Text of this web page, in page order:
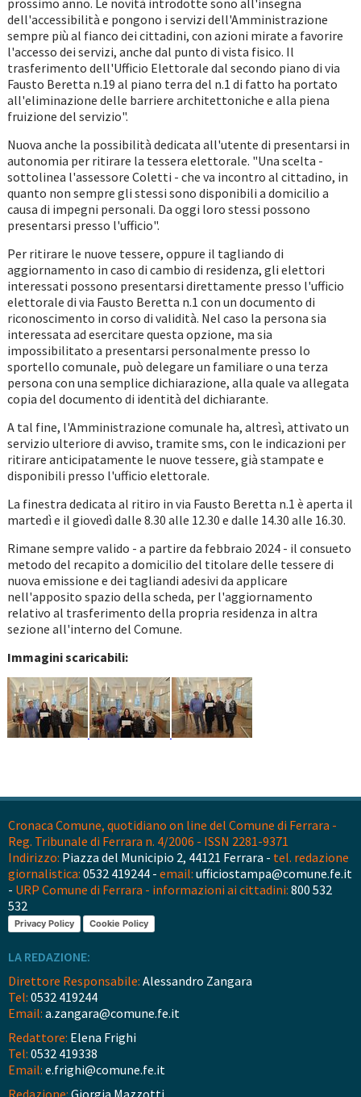
prossimo anno. Le novità introdotte sono all'insegna
dell'accessibilità e pongono i servizi dell'Amministrazione
sempre più al fianco dei cittadini, con azioni mirate a favorire
l'accesso dei servizi, anche dal punto di vista fisico. Il
trasferimento dell'Ufficio Elettorale dal secondo piano di via
Fausto Beretta n.19 al piano terra del n.1 di fatto ha portato
all'eliminazione delle barriere architettoniche e alla piena
fruizione del servizio".
Nuova anche la possibilità dedicata all'utente di presentarsi in
autonomia per ritirare la tessera elettorale. "Una scelta -
sottolinea l'assessore Coletti - che va incontro al cittadino, in
quanto non sempre gli stessi sono disponibili a domicilio a
causa di impegni personali. Da oggi loro stessi possono
presentarsi presso l'ufficio".
Per ritirare le nuove tessere, oppure il tagliando di
aggiornamento in caso di cambio di residenza, gli elettori
interessati possono presentarsi direttamente presso l'ufficio
elettorale di via Fausto Beretta n.1 con un documento di
riconoscimento in corso di validità. Nel caso la persona sia
interessata ad esercitare questa opzione, ma sia
impossibilitato a presentarsi personalmente presso lo
sportello comunale, può delegare un familiare o una terza
persona con una semplice dichiarazione, alla quale va allegata
copia del documento di identità del dichiarante.
A tal fine, l'Amministrazione comunale ha, altresì, attivato un
servizio ulteriore di avviso, tramite sms, con le indicazioni per
ritirare anticipatamente le nuove tessere, già stampate e
disponibili presso l'ufficio elettorale.
La finestra dedicata al ritiro in via Fausto Beretta n.1 è aperta il
martedì e il giovedì dalle 8.30 alle 12.30 e dalle 14.30 alle 16.30.
Rimane sempre valido - a partire da febbraio 2024 - il consueto
metodo del recapito a domicilio del titolare delle tessere di
nuova emissione e dei tagliandi adesivi da applicare
nell'apposito spazio della scheda, per l'aggiornamento
relativo al trasferimento della propria residenza in altra
sezione all'interno del Comune.
Immagini scaricabili:
Cronaca Comune, quotidiano on line del Comune di Ferrara -
Reg. Tribunale di Ferrara n. 4/2006 - ISSN 2281-9371
Indirizzo: Piazza del Municipio 2, 44121 Ferrara - tel. redazione
giornalistica: 0532 419244 - email: ufficiostampa@comune.fe.it
- URP Comune di Ferrara - informazioni ai cittadini: 800 532
532
Privacy Policy Cookie Policy
LA REDAZIONE:
Direttore Responsabile: Alessandro Zangara
Tel: 0532 419244
Email: a.zangara@comune.fe.it
Redattore: Elena Frighi
Tel: 0532 419338
Email: e.frighi@comune.fe.it
Redazione: Giorgia Mazzotti